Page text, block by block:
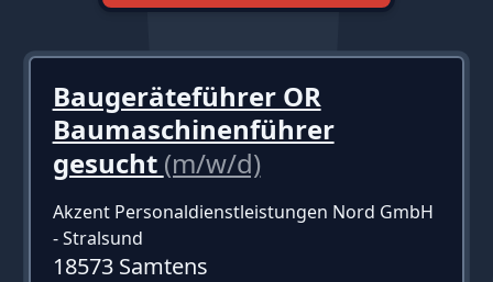
Baugeräteführer OR
Baumaschinenführer
gesucht (m/w/d)
Akzent Personaldienstleistungen Nord GmbH
- Stralsund
18573 Samtens